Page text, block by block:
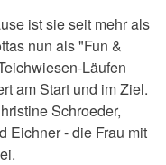
ist sie seit mehr als
nun als "Fun &
Läufen
am Start und im Ziel.
Schroeder,
Eichner - die Frau mit